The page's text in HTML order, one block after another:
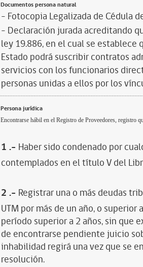
Documentos persona natural
- Fotocopia Legalizada de Cédula
- Declaración jurada acreditando
ley 19.886, en el cual se
Estado podrá suscribir contratos
servicios con los funcionarios
personas unidas a ellos por los
Persona jurídica
Encontrarse hábil en el Registro de Proveedores, registro
1 .- Haber sido condenado por
contemplados en el título V del
2 .- Registrar una o más deudas
UTM por más de un año, o
período superior a 2 años, sin que
de encontrarse pendiente juicio
inhabilidad regirá una vez que se
resolución.